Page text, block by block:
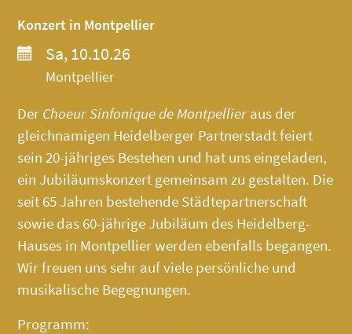
Konzert in Montpellier
Sa, 10.10.26
Montpellier
Der Choeur Sinfonique de Montpellier aus der
gleichnamigen Heidelberger Partnerstadt feiert
sein 20-jähriges Bestehen und hat uns eingeladen,
ein Jubiläumskonzert gemeinsam zu gestalten. Die
seit 65 Jahren bestehende Städtepartnerschaft
sowie das 60-jährige Jubiläum des Heidelberg-
Hauses in Montpellier werden ebenfalls begangen.
Wir freuen uns sehr auf viele persönliche und
musikalische Begegnungen.
Programm: